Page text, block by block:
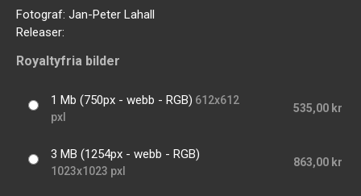
Fotograf: Jan-Peter Lahall
Releaser:
Royaltyfria bilder
1 Mb (750px - webb - RGB) 612x612
pxl
535,00 kr
3 MB (1254px - webb - RGB)
1023x1023 pxl
863,00 kr